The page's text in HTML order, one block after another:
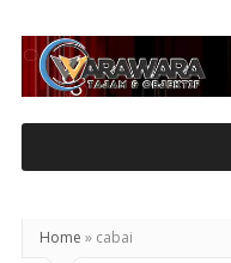
Warawaranews
Home » cabai